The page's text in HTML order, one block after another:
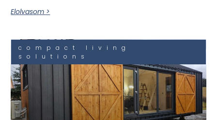
Elolvasom >
compact living
solutions